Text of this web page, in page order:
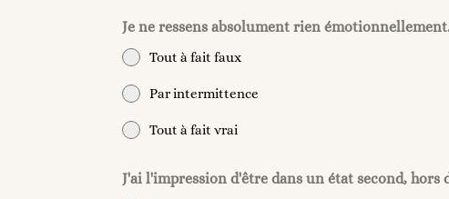
Je ne ressens absolument rien
Tout à fait faux
Par intermittence
Tout à fait vrai
J'ai l'impression d'être dans un état second, hors